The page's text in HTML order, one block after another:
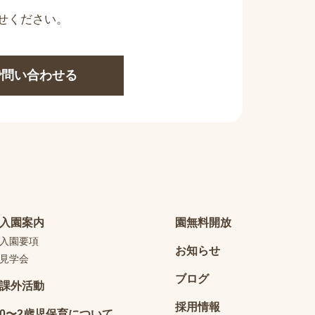
ください。
い合わせる
入園案内
入園要項
見学会
課外活動
園無料開放
お知らせ
ブログ
採用情報